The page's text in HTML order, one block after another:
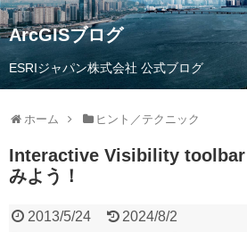
ArcGISブログ
ESRIジャパン株式会社 公式ブログ
ホーム ヒント／テクニック
Interactive Visibility toolbar
みよう！
2013/5/24
2024/8/2